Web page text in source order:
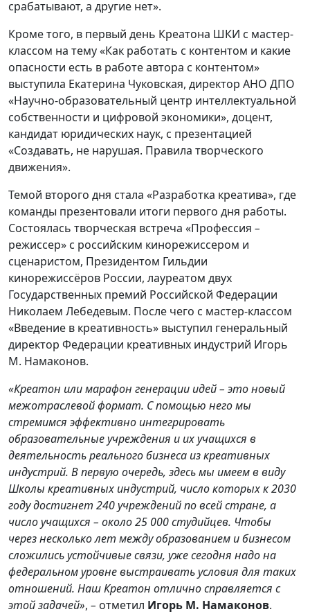
срабатывают, а другие нет».
Кроме того, в первый день Креатона ШКИ с мастер-
классом на тему «Как работать с контентом и какие
опасности есть в работе автора с контентом»
выступила Екатерина Чуковская, директор АНО ДПО
«Научно-образовательный центр интеллектуальной
собственности и цифровой экономики», доцент,
кандидат юридических наук, с презентацией
«Создавать, не нарушая. Правила творческого
движения».
Темой второго дня стала «Разработка креатива», где
команды презентовали итоги первого дня работы.
Состоялась творческая встреча «Профессия –
режиссер» с российским кинорежиссером и
сценаристом, Президентом Гильдии
кинорежиссёров России, лауреатом двух
Государственных премий Российской Федерации
Николаем Лебедевым. После чего с мастер-классом
«Введение в креативность» выступил генеральный
директор Федерации креативных индустрий Игорь
М. Намаконов.
«Креатон или марафон генерации идей – это новый
межотраслевой формат. С помощью него мы
стремимся эффективно интегрировать
образовательные учреждения и их учащихся в
деятельность реального бизнеса из креативных
индустрий. В первую очередь, здесь мы имеем в виду
Школы креативных индустрий, число которых к 2030
году достигнет 240 учреждений по всей стране, а
число учащихся – около 25 000 студийцев. Чтобы
через несколько лет между образованием и бизнесом
сложились устойчивые связи, уже сегодня надо на
федеральном уровне выстраивать условия для таких
отношений. Наш Креатон отлично справляется с
этой задачей», – отметил Игорь М. Намаконов.